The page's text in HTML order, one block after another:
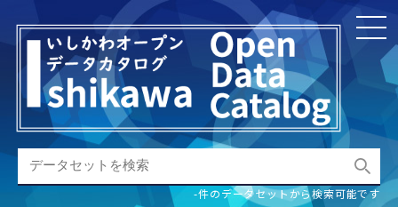
-件のデータセットから検索可能です